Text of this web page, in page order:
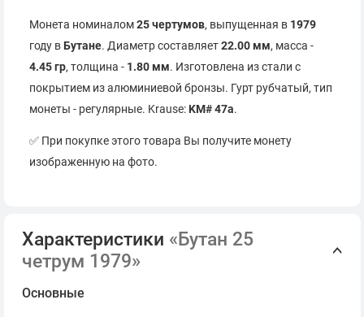
Монета номиналом25 чертумов, выпущенная в 1979
году вБутане. Диаметр составляет22.00 мм, масса -
4.45 гр, толщина - 1.80 мм. Изготовлена из стали с
покрытием из алюминиевой бронзы. Гурт рубчатый, тип
монеты - регулярные. Krause: KM# 47a.
✅ При покупке этого товара Вы получите монету
изображенную на фото.
Характеристики «Бутан 25
четрум 1979»
Основные